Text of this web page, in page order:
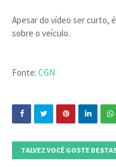
Apesar do vídeo ser curto,
sobre o veículo.
Fonte: CGN
TALVEZ VOCÊ GOSTE